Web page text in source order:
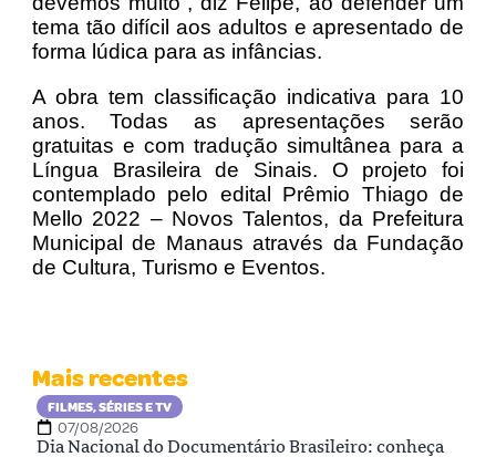
tema tão difícil aos adultos e apresentado de
forma lúdica para as infâncias.
A obra tem classificação indicativa para 10
anos. Todas as apresentações serão
gratuitas e com tradução simultânea para a
Língua Brasileira de Sinais. O projeto foi
contemplado pelo edital Prêmio Thiago de
Mello 2022 – Novos Talentos, da Prefeitura
Municipal de Manaus através da Fundação
de Cultura, Turismo e Eventos.
Mais recentes
FILMES, SÉRIES E TV
07/08/2026
Dia Nacional do Documentário Brasileiro: conheça